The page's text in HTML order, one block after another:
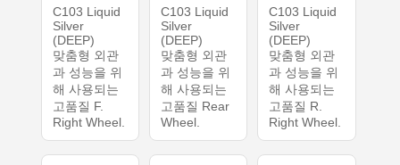
C103 Liquid
Silver
(DEEP)
맞춤형 외관
과 성능을 위
해 사용되는
고품질 F.
Right Wheel.
C103 Liquid
Silver
(DEEP)
맞춤형 외관
과 성능을 위
해 사용되는
고품질 Rear
Wheel.
C103 Liquid
Silver
(DEEP)
맞춤형 외관
과 성능을 위
해 사용되는
고품질 R.
Right Wheel.